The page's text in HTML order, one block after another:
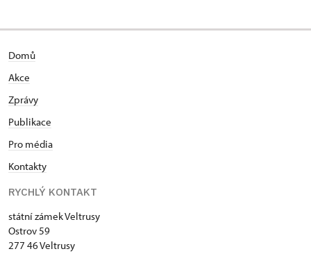
Domů
Akce
Zprávy
Publikace
Pro média
Kontakty
RYCHLÝ KONTAKT
státní zámek Veltrusy
Ostrov 59
277 46 Veltrusy